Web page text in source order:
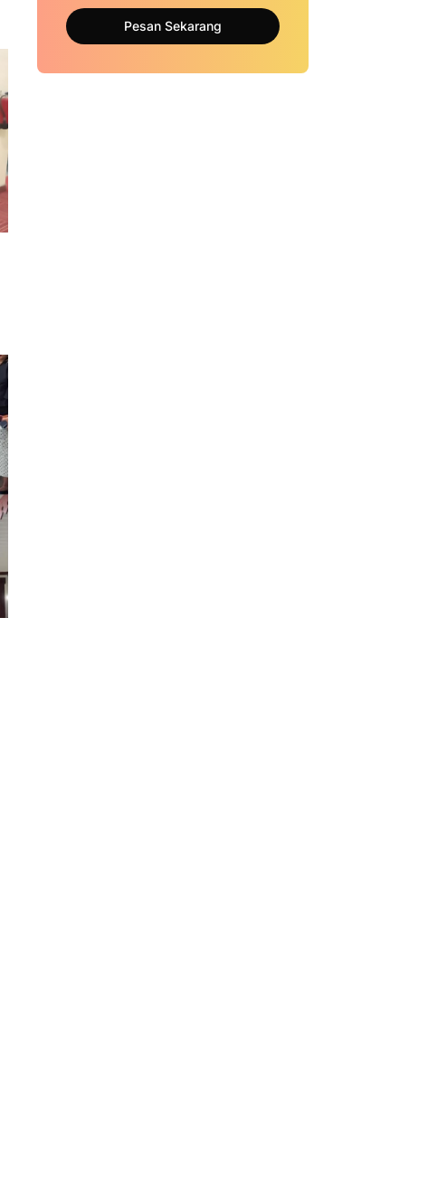
Pesan Sekarang